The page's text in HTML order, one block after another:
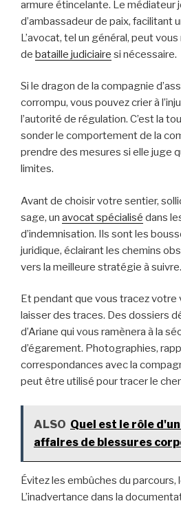
armure étincelante. Le médiateur
d’ambassadeur de paix, facilitant
L’avocat, tel un général, peut
de bataille judiciaire si nécessaire.
Si le dragon de la compagnie
corrompu, vous pouvez crier à
l’autorité de régulation. C’est la
sonder le comportement de la
prendre des mesures si elle juge
limites.
Avant de choisir votre sentier,
sage, un avocat spécialisé dans
d’indemnisation. Ils sont les
juridique, éclairant les chemins
vers la meilleure stratégie à suivre.
Et pendant que vous tracez votre
laisser des traces. Des dossiers
d’Ariane qui vous ramènera à la
d’égarement. Photographies,
correspondances avec la
peut être utilisé pour tracer le
ALSO Quel est le rôle
affaires de blessures
Évitez les embûches du parcours,
L’inadvertance dans la